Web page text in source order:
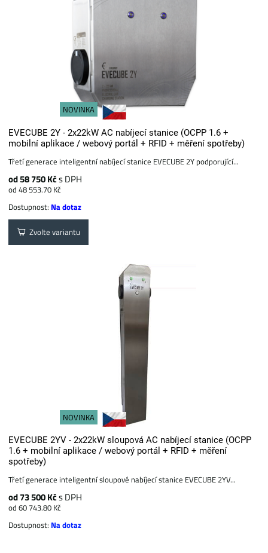
NOVINKA
EVECUBE 2Y - 2x22kW AC nabíjecí stanice (OCPP 1.6 +
mobilní aplikace / webový portál + RFID + měření spotřeby)
Třetí generace inteligentní nabíjecí stanice EVECUBE 2Y podporující...
od 58 750 Kčs DPH
od 48 553.70 Kč
Dostupnost: Na dotaz
Zvolte variantu
NOVINKA
EVECUBE 2YV - 2x22kW sloupová AC nabíjecí stanice (OCPP
1.6 + mobilní aplikace / webový portál + RFID + měření
spotřeby)
Třetí generace inteligentní sloupové nabíjecí stanice EVECUBE 2YV...
od 73 500 Kčs DPH
od 60 743.80 Kč
Dostupnost: Na dotaz